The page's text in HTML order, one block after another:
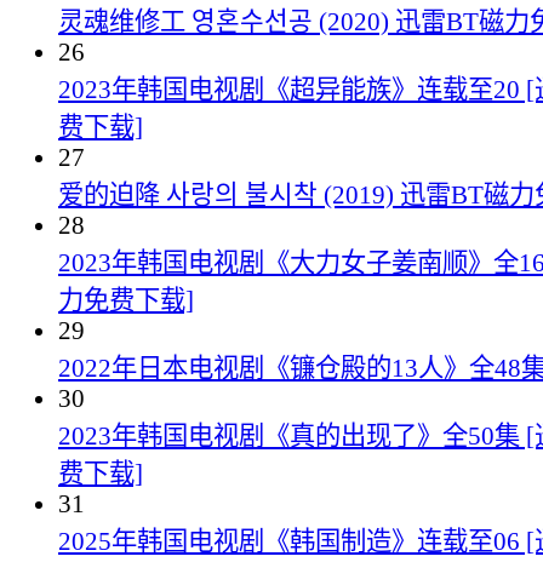
灵魂维修工 영혼수선공 (2020) 迅雷BT磁力
26
2023年韩国电视剧《超异能族》连载至20
费下载]
27
爱的迫降 사랑의 불시착 (2019) 迅雷BT磁
28
2023年韩国电视剧《大力女子姜南顺》全
力免费下载]
29
2022年日本电视剧《镰仓殿的13人》全48
30
2023年韩国电视剧《真的出现了》全50集
费下载]
31
2025年韩国电视剧《韩国制造》连载至06